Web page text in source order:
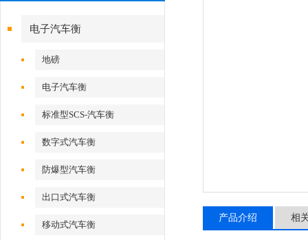
电子汽车衡
地磅
电子汽车衡
标准型SCS-汽车衡
数字式汽车衡
防爆型汽车衡
出口式汽车衡
移动式汽车衡
产品介绍 相